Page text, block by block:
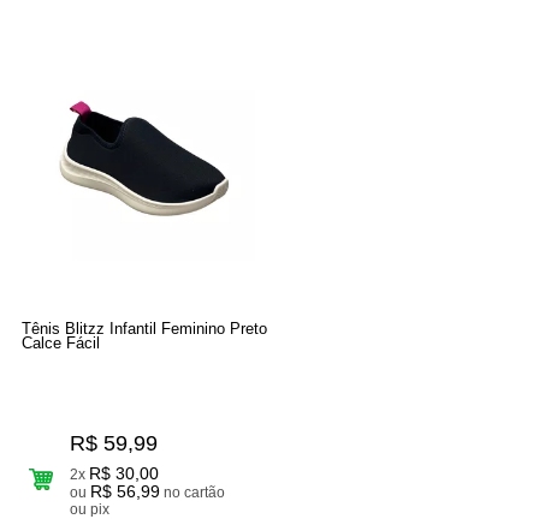
Tênis Blitzz Infantil Feminino Preto
Calce Fácil
R$ 59,99
2x R$ 30,00
ou R$ 56,99 no cartão
ou pix